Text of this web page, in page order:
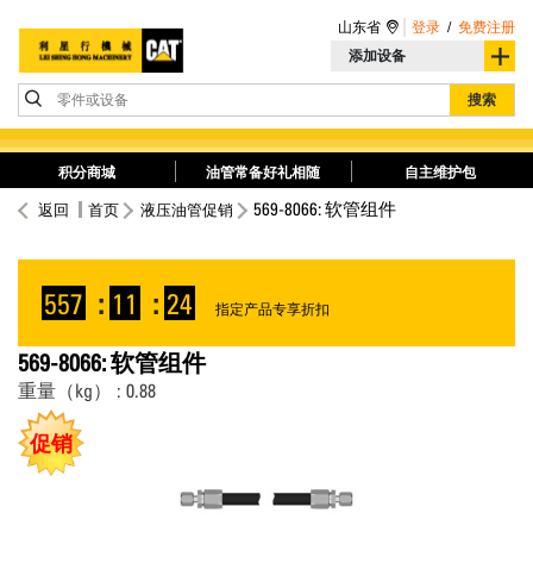
添加设备
零件或设备 搜索
山东省 登录 / 免费注册
积分商城 油管常备好礼相随 自主维护包
返回 首页 液压油管促销 569-8066: 软管组件
557 : 11 : 24 指定产品专享折扣
569-8066: 软管组件
重量（kg） : 0.88
促销